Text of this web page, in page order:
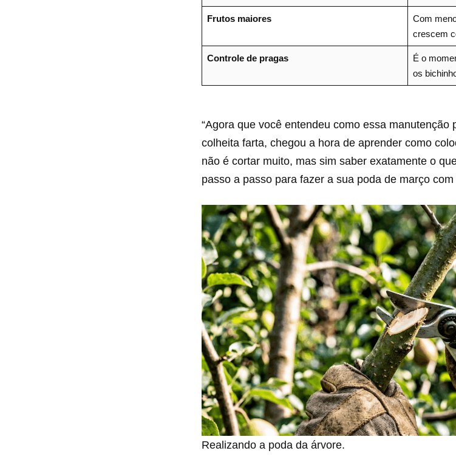
Frutos maiores
Com
crescem
Controle de pragas
É o
os
“Agora que você entendeu como essa manutenção
colheita farta, chegou a hora de aprender como
não é cortar muito, mas sim saber exatamente o
passo a passo para fazer a sua poda de março
Realizando a poda da árvore.